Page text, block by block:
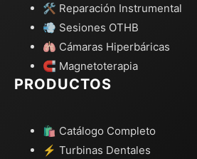
🛠️ Reparación Instrumental
💨 Sesiones OTHB
🫁 Cámaras Hiperbáricas
🧲 Magnetoterapia
PRODUCTOS
🛍️ Catálogo Completo
⚡ Turbinas Dentales